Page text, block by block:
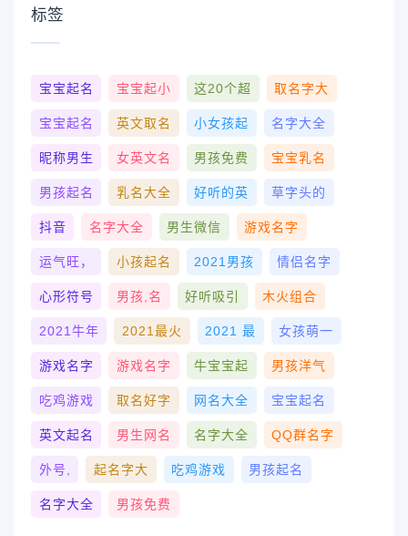
标签
宝宝起名 宝宝起小 这20个超 取名字大
宝宝起名 英文取名 小女孩起 名字大全
昵称男生 女英文名 男孩免费 宝宝乳名
男孩起名 乳名大全 好听的英 草字头的
抖音 名字大全 男生微信 游戏名字
运气旺， 小孩起名 2021男孩 情侣名字
心形符号 男孩,名 好听吸引 木火组合
2021牛年 2021最火 2021 最 女孩萌一
游戏名字 游戏名字 牛宝宝起 男孩洋气
吃鸡游戏 取名好字 网名大全 宝宝起名
英文起名 男生网名 名字大全 QQ群名字
外号, 起名字大 吃鸡游戏 男孩起名
名字大全 男孩免费